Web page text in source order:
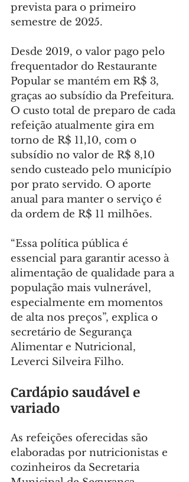
prevista para o primeiro
semestre de 2025.
Desde 2019, o valor pago pelo
frequentador do Restaurante
Popular se mantém em R$ 3,
graças ao subsídio da Prefeitura.
O custo total de preparo de cada
refeição atualmente gira em
torno de R$ 11,10, com o
subsídio no valor de R$ 8,10
sendo custeado pelo município
por prato servido. O aporte
anual para manter o serviço é
da ordem de R$ 11 milhões.
“Essa política pública é
essencial para garantir acesso à
alimentação de qualidade para a
população mais vulnerável,
especialmente em momentos
de alta nos preços”, explica o
secretário de Segurança
Alimentar e Nutricional,
Leverci Silveira Filho.
Cardápio saudável e
variado
As refeições oferecidas são
elaboradas por nutricionistas e
cozinheiros da Secretaria